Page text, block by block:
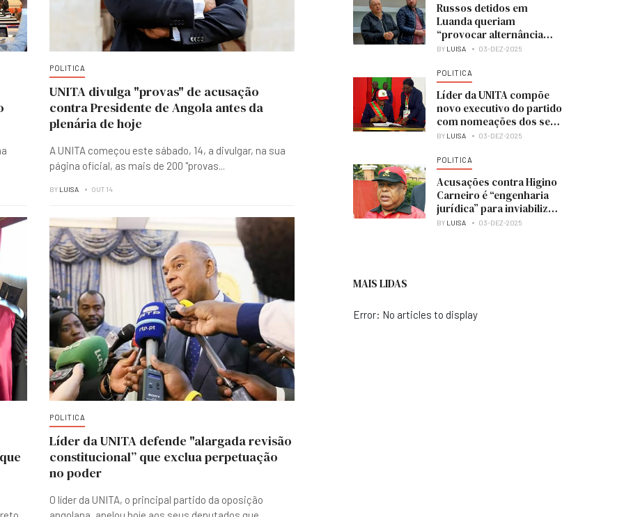
POLITICA
UNITA divulga "provas" de acusação
contra Presidente de Angola antes da
plenária de hoje
A UNITA começou este sábado, 14, a divulgar, na sua
página oficial, as mais de 200 "provas...
BY LUISA OUT 14
POLITICA
Líder da UNITA defende "alargada revisão
constitucional” que exclua perpetuação
no poder
O líder da UNITA, o principal partido da oposição
Russos detidos em
Luanda queriam
“provocar alternância
política” e colocar UNITA
BY LUISA 03-DEZ-2025
POLITICA
Líder da UNITA compõe
novo executivo do partido
com nomeações dos seus
membros
BY LUISA 03-DEZ-2025
POLITICA
Acusações contra Higino
Carneiro é “engenharia
jurídica” para inviabilizar
candidatura à presidência
BY LUISA 03-DEZ-2025
MAIS LIDAS
Error: No articles to display